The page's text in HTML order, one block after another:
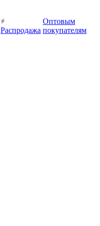
Распродажа
Оптовым
покупателям